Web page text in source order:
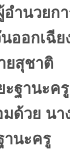
ำนวยก
ออกเฉีย
ยสุชาติ
ฐานะครู
ด้วย นา
นะครู